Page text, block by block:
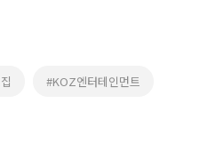
#KOZ엔터테인먼트